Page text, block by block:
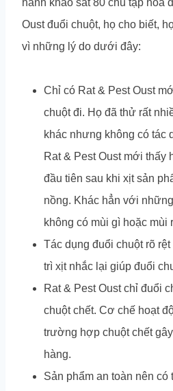
Oust đuổi chuột, họ cho biết,
vì những lý do dưới đây:
Chỉ có Rat & Pest Oust
chuột đi. Họ đã thử rất
khác nhưng không có tác
Rat & Pest Oust mới thấy
đầu tiên sau khi xịt sản
nồng. Khác hẳn với
không có mùi gì hoặc mùi
Tác dụng đuổi chuột rõ
trì xịt nhắc lại giúp đuổi
Rat & Pest Oust chỉ đuổi
chuột chết. Cơ chế hoạt
trường hợp chuột chết
hàng.
Sản phẩm an toàn nên có